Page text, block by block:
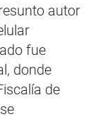
autor
fue
donde
de